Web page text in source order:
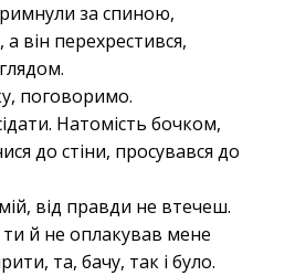
за спиною,
він перехрестився,
поговоримо.
Натомість бочком,
до стіни, просувався до
від правди не втечеш.
й не оплакував мене
та, бачу, так і було.